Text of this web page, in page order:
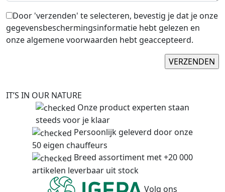
Door 'verzenden' te selecteren, bevestig je dat je onze
gegevensbeschermingsinformatie hebt gelezen en
onze algemene voorwaarden hebt geaccepteerd.
IT’S IN OUR NATURE
Onze product experten staan
steeds voor je klaar
Persoonlijk geleverd door onze
50 eigen chauffeurs
Breed assortiment met +20 000
artikelen leverbaar uit stock
Volg ons